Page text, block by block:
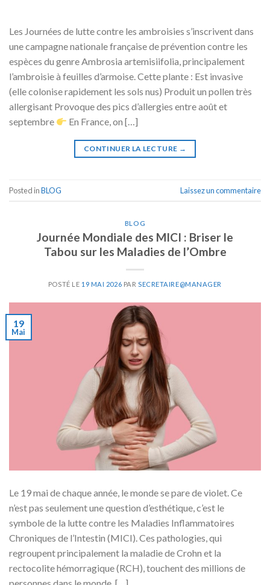
Les Journées de lutte contre les ambroisies s’inscrivent dans
une campagne nationale française de prévention contre les
espèces du genre Ambrosia artemisiifolia, principalement
l’ambroisie à feuilles d’armoise. Cette plante : Est invasive
(elle colonise rapidement les sols nus) Produit un pollen très
allergisant Provoque des pics d’allergies entre août et
septembre
En France, on […]
CONTINUER LA LECTURE →
Posted inBLOG Laissez un commentaire
BLOG
Journée Mondiale des MICI : Briser le
Tabou sur les Maladies de l’Ombre
POSTÉ LE 19 MAI 2026 PAR SECRETAIRE@MANAGER
19
Mai
Le 19 mai de chaque année, le monde se pare de violet. Ce
n’est pas seulement une question d’esthétique, c’est le
symbole de la lutte contre les Maladies Inflammatoires
Chroniques de l’Intestin (MICI). Ces pathologies, qui
regroupent principalement la maladie de Crohn et la
rectocolite hémorragique (RCH), touchent des millions de
personnes dans le monde, […]